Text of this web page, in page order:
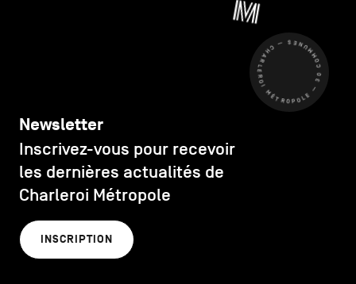
CHARLEROI MÉTROPOLE — 30 COMMUNES —
Newsletter
Inscrivez-vous pour recevoir
les dernières actualités de
Charleroi Métropole
INSCRIPTION